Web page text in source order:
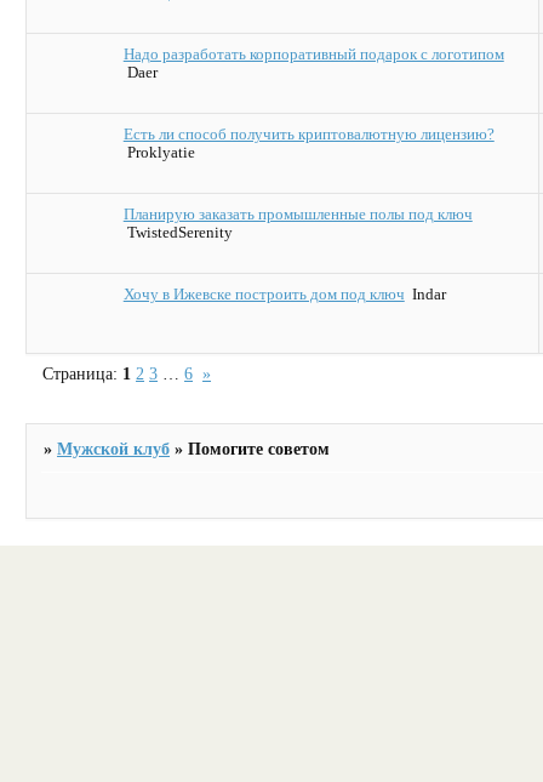
Надо разработать корпоративный подарок с логотипом
Daer
Есть ли способ получить криптовалютную лицензию?
Proklyatie
Планирую заказать промышленные полы под ключ
TwistedSerenity
Хочу в Ижевске построить дом под ключ Indar
Страница: 1 2 3 6 »
»Мужской клуб »Помогите советом